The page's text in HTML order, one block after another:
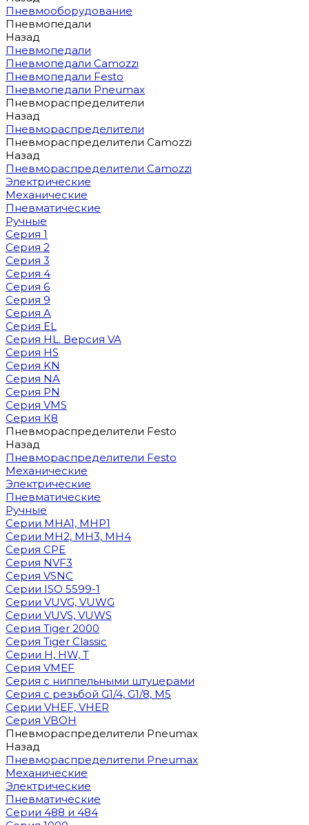
Пневмооборудование
Пневмопедали
Назад
Пневмопедали
Пневмопедали Camozzi
Пневмопедали Festo
Пневмопедали Pneumax
Пневмораспределители
Назад
Пневмораспределители
Пневмораспределители Camozzi
Назад
Пневмораспределители Camozzi
Электрические
Механические
Пневматические
Ручные
Серия 1
Серия 2
Серия 3
Серия 4
Серия 6
Серия 9
Серия A
Серия EL
Серия HL. Версия VA
Серия HS
Серия KN
Серия NA
Серия PN
Серия VMS
Серия К8
Пневмораспределители Festo
Назад
Пневмораспределители Festo
Механические
Электрические
Пневматические
Ручные
Cерии MHA1, MHP1
Cерии MH2, MH3, MH4
Cерия CPE
Серия NVF3
Серия VSNC
Серии ISO 5599-1
Серии VUVG, VUWG
Серии VUVS, VUWS
Серия Tiger 2000
Серия Tiger Classic
Серии H, HW, T
Серия VMEF
Серия с ниппельными штуцерами
Серия с резьбой G1/4, G1/8, М5
Серии VHEF, VHER
Серия VBOH
Пневмораспределители Pneumax
Назад
Пневмораспределители Pneumax
Механические
Электрические
Пневматические
Серии 488 и 484